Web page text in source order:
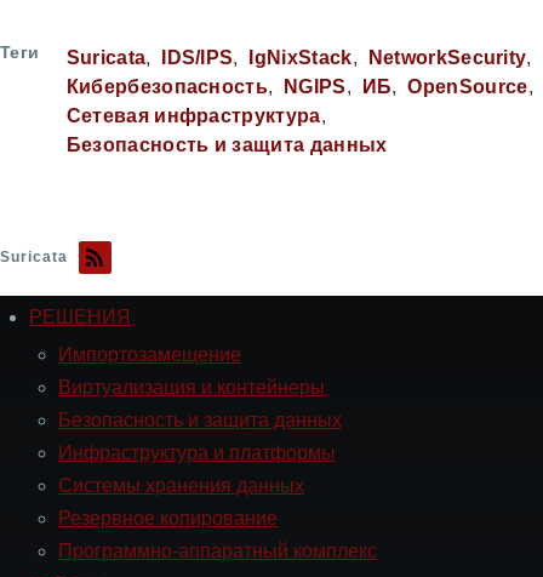
Теги Suricata IDS/IPS IgNixStack
NetworkSecurity
Кибербезопасность
NGIPS ИБ
OpenSource
Сетевая инфраструктура
Безопасность и защита данных
Suricata
Навигация
РЕШЕНИЯ
РЕШЕНИЯ
Импортозамещение
Виртуализация и контейнеры
Безопасность и защита данных
Инфраструктура и платформы
Системы хранения данных
Резервное копирование
Программно-аппаратный комплекс